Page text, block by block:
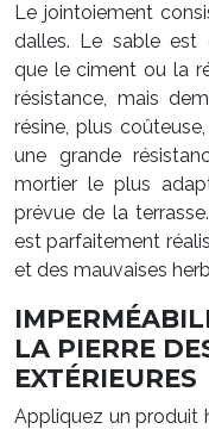
Le jointoiement
dalles. Le sable est
que le ciment ou la
résistance, mais
résine, plus
une grande
mortier le plus
prévue de la
est parfaitement
et des mauvaises
LA PIERRE
EXTÉRIEURES
Appliquez un produit